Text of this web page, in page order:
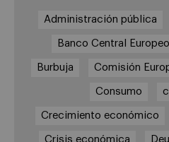
Administración pública
Banco Central Europeo
Burbuja Comisión
Consumo
Crecimiento económico
Crisis económica